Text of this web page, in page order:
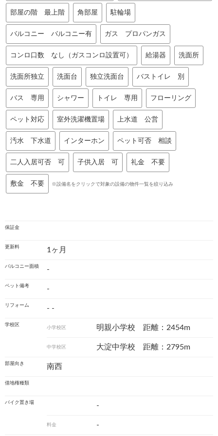
部屋の階 最上階 角部屋 駐輪場
バルコニー バルコニー有 ガス プロパンガス
コンロ口数 なし（ガスコンロ設置可） 給湯器 洗面所
洗面所独立 洗面台 独立洗面台 バストイレ 別
バス 専用 シャワー トイレ 専用 フローリング
ペット対応 室外洗濯機置場 上水道 公営
汚水 下水道 インターホン ペット可否 相談
二人入居可否 可 子供入居 可 礼金 不要
敷金 不要 ※設備名をクリックで対象の設備の物件一覧を絞り込み
保証金
更新料 1ヶ月
バルコニー面積 -
ペット備考 -
リフォーム - -
学校区
小学校区 明親小学校 距離：2454m
中学校区 大淀中学校 距離：2795m
部屋向き 南西
借地権種類
バイク置き場 -
料金 -